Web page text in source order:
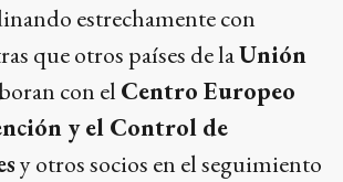
estrechamente con
que otros países de laUnión
con el Centro Europeo
y el Control de
y otros socios en el seguimiento